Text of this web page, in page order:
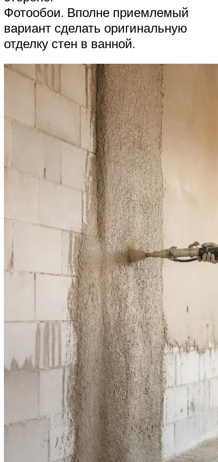
Фотообои. Вполне приемлемый
вариант сделать оригинальную
отделку стен в ванной.